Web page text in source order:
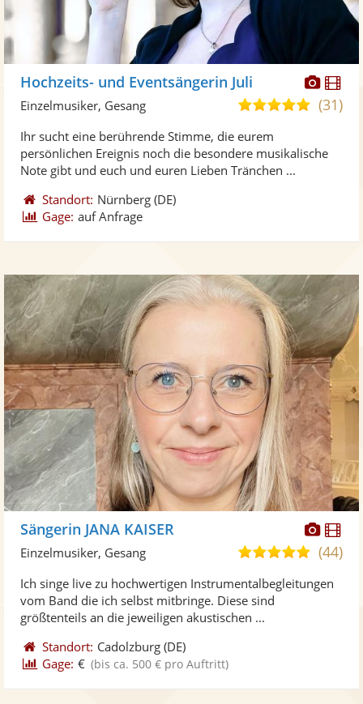
Hochzeits- und Eventsängerin Juli
5,0
5
(31)
Einzelmusiker, Gesang
Ihr sucht eine berührende Stimme, die eurem
persönlichen Ereignis noch die besondere musikalische
Note gibt und euch und euren Lieben Tränchen ...
Standort: Nürnberg (DE)
Gage: auf Anfrage
Fotos
Sängerin JANA KAISER
5,0
5
(44)
Einzelmusiker, Gesang
Ich singe live zu hochwertigen Instrumentalbegleitungen
vom Band die ich selbst mitbringe. Diese sind
größtenteils an die jeweiligen akustischen ...
Standort: Cadolzburg (DE)
Gage: € (bis ca. 500 € pro Auftritt)